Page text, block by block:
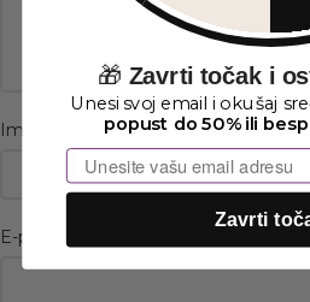
Ime
E-pošta
🎁 Zavrti točak i
Unesi svoj email i okušaj
popust do 50% ili
Email
Zavrti